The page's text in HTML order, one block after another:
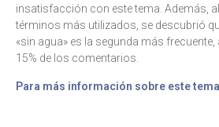
insatisfacción con este tema. Además,
términos más utilizados, se descubrió
«sin agua» es la segunda más frecuente,
15% de los comentarios.
Para más información sobre este